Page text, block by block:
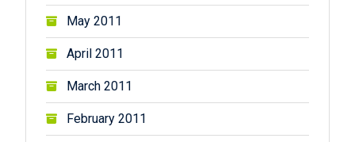
May 2011
April 2011
March 2011
February 2011